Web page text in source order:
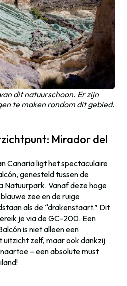
dit natuurschoon. Er zijn
te maken rondom dit gebied.
Mirador del
Canaria ligt het spectaculaire
genesteld tussen de
Natuurpark. Vanaf deze hoge
zee en de ruige
als de “drakenstaart.” Dit
je via de GC-200. Een
is niet alleen een
zelf, maar ook dankzij
– een absolute must